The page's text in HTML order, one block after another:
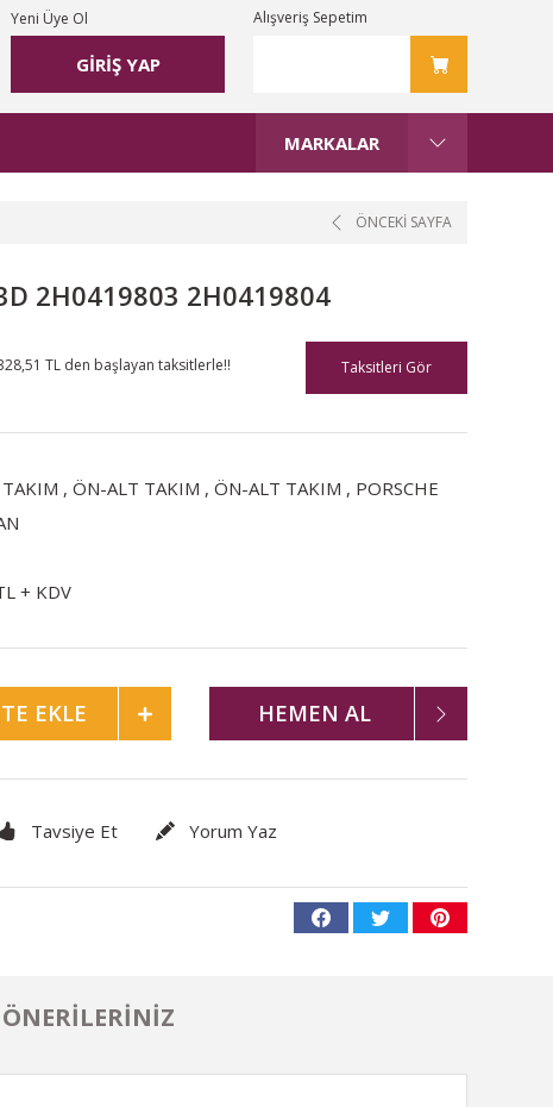
GİRİŞ YAP
Yeni Üye Ol Alışveriş Sepetim
MARKALAR
ÖNCEKİ SAYFA
2H0419803 2H0419804
TL den başlayan taksitlerle!! Taksitleri Gör
, ÖN-ALT TAKIM , ÖN-ALT TAKIM , PORSCHE
+ KDV
EKLE HEMEN AL
Tavsiye Et Yorum Yaz
ÖNERILERINIZ